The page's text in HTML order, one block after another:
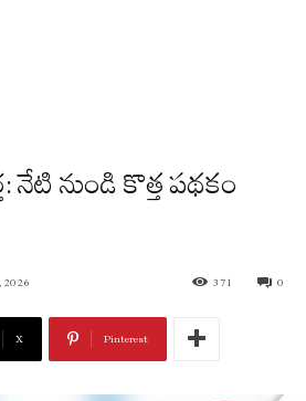
నేటి నుండి కొత్త పథకం
2026 0
371
X Pinterest